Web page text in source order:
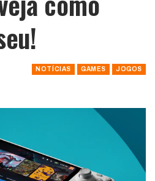
NOTÍCIAS GAMES JOGOS